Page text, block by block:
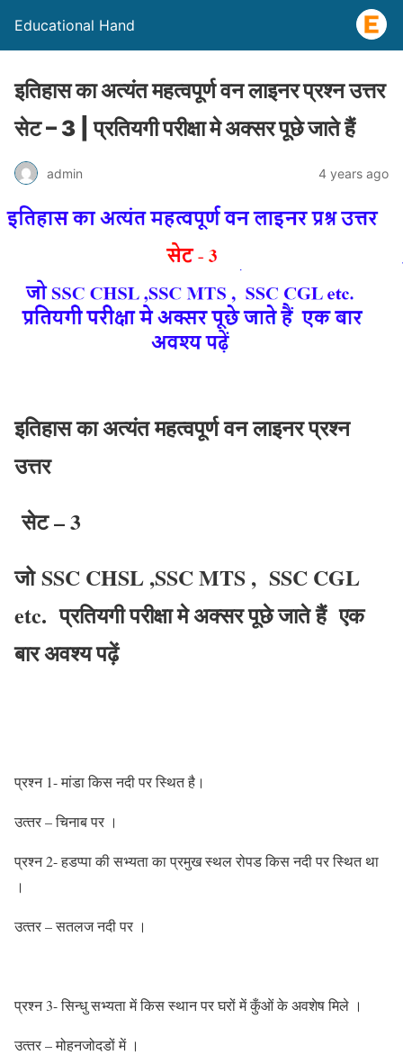
Educational Hand
इतिहास का अत्यंत महत्वपूर्ण वन लाइनर प्रश्न उत्तर
सेट – 3 | प्रतियगी परीक्षा मे अक्सर पूछे जाते हैं
admin 4 years ago
इतिहास का अत्यंत महत्वपूर्ण वन लाइनर प्रश्न
उत्तर
सेट – 3
जो SSC CHSL ,SSC MTS , SSC CGL
etc. प्रतियगी परीक्षा मे अक्सर पूछे जाते हैं एक
बार अवश्य पढ़ें
प्रश्‍न 1- मांडा किस नदी पर स्थित है।
उत्‍तर – चिनाब पर ।
प्रश्‍न 2- हडप्‍पा की सभ्‍यता का प्रमुख स्‍थल रोपड किस नदी पर स्थित था
।
उत्‍तर – सतलज नदी पर ।
प्रश्‍न 3- सिन्‍धु सभ्‍यता में किस स्‍थान पर घरों में कुँओं के अवशेष मिले ।
उत्‍तर – मोहनजोदडों में ।